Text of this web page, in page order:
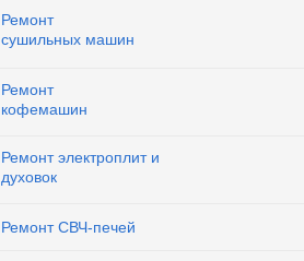
Ремонт
сушильных машин
Ремонт
кофемашин
Ремонт электроплит и
духовок
Ремонт СВЧ-печей